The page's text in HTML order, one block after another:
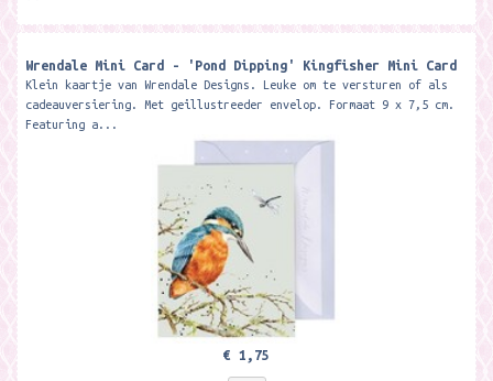
Wrendale Mini Card - 'Pond Dipping' Kingfisher Mini Card ​
Klein kaartje van Wrendale Designs. Leuke om te versturen of als
cadeauversiering. Met geillustreeder envelop. Formaat 9 x 7,5 cm.
Featuring a...
€ 1,75